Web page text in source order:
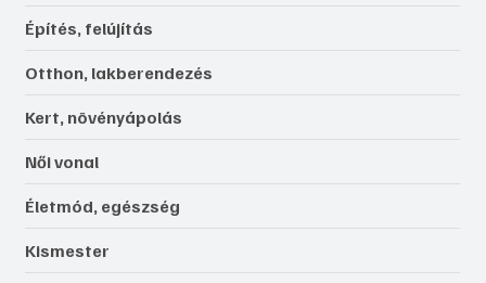
Építés, felújítás
Otthon, lakberendezés
Kert, növényápolás
Női vonal
Életmód, egészség
Kismester